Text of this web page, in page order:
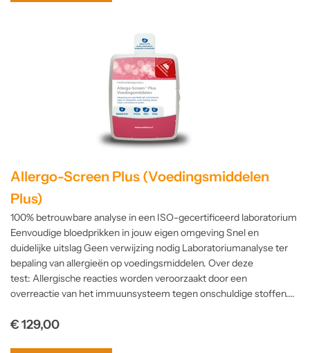
Allergo-Screen Plus (Voedingsmiddelen
Plus)
100% betrouwbare analyse in een ISO-gecertificeerd laboratorium
Eenvoudige bloedprikken in jouw eigen omgeving Snel en
duidelijke uitslag Geen verwijzing nodig Laboratoriumanalyse ter
bepaling van allergieën op voedingsmiddelen. Over deze
test: Allergische reacties worden veroorzaakt door een
overreactie van het immuunsysteem tegen onschuldige stoffen....
Normale
€ 129,00